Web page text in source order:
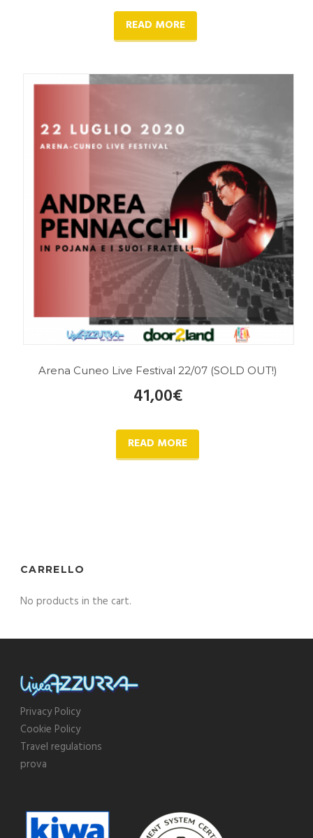
READ MORE
Arena Cuneo Live Festival 22/07 (SOLD OUT!)
41,00€
READ MORE
CARRELLO
No products in the cart.
Privacy Policy
Cookie Policy
Travel regulations
prova